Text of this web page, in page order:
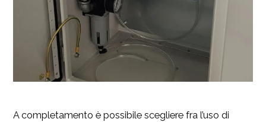
A completamento è possibile scegliere fra l’uso di